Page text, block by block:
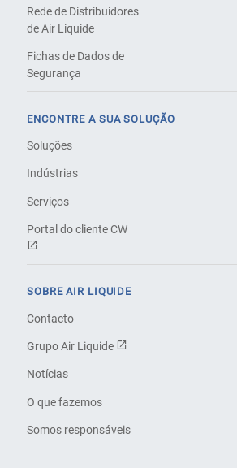
Rede de Distribuidores
de Air Liquide
Fichas de Dados de
Segurança
ENCONTRE A SUA SOLUÇÃO
Soluções
Indústrias
Serviços
Portal do cliente CW
SOBRE AIR LIQUIDE
Contacto
Grupo Air Liquide
Notícias
O que fazemos
Somos responsáveis